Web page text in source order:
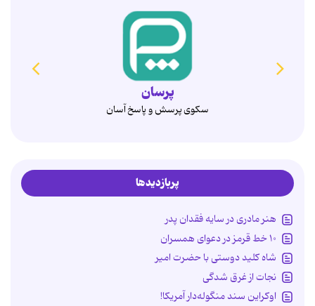
همدم
انتخاب آگاهانه، ازدواج پایدار
پربازدیدها
هنر مادری در سایه‌ فقدان پدر
۱۰ خط قرمز در دعوای همسران
شاه کلید دوستی با حضرت امیر
نجات از غرق شدگی
اوکراین سند منگوله‌دار آمریکا!